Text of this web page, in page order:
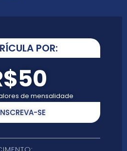
POR:
de mensalidade
SE